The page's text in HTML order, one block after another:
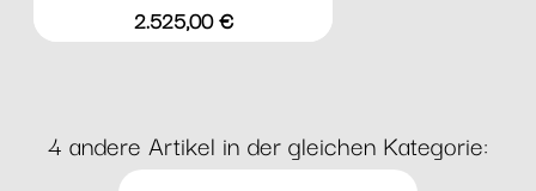
Preis
2.525,00 €
4 andere Artikel in der gleichen Kategorie: